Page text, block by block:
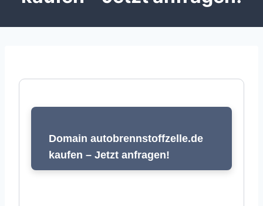
Domain autobrennstoffzelle.de
kaufen – Jetzt anfragen!